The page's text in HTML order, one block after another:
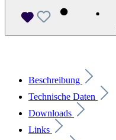
Beschreibung
Technische Daten
Downloads
Links